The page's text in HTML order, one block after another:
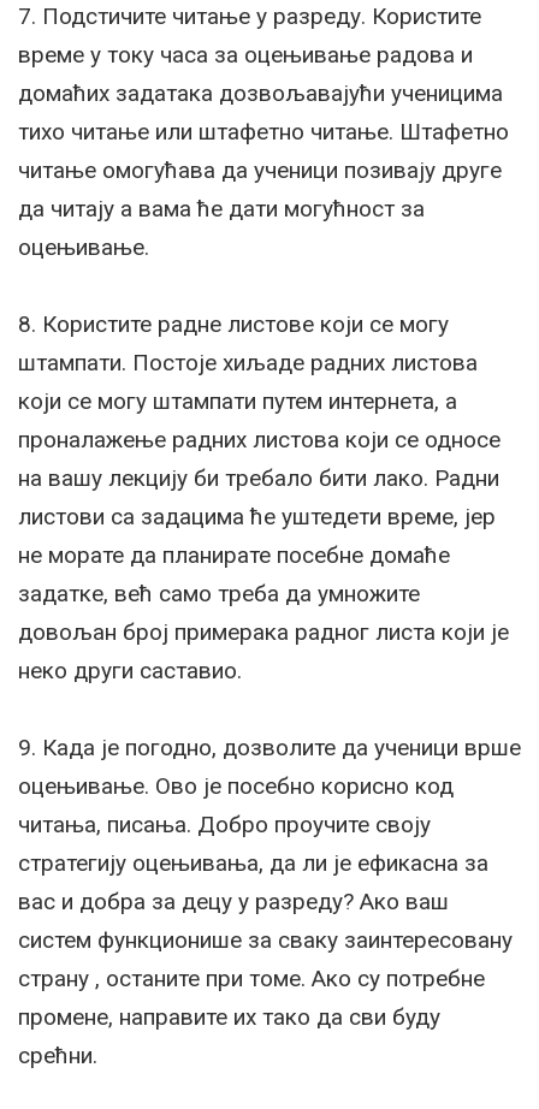
7. Подстичите читање у разреду. Користите
време у току часа за оцењивање радова и
домаћих задатака дозвољавајући ученицима
тихо читање или штафетно читање. Штафетно
читање омогућава да ученици позивају друге
да читају а вама ће дати могућност за
оцењивање.
8. Користите радне листове који се могу
штампати. Постоје хиљаде радних листова
који се могу штампати путем интернета, а
проналажење радних листова који се односе
на вашу лекцију би требало бити лако. Радни
листови са задацима ће уштедети време, јер
не морате да планирате посебне домаће
задатке, већ само треба да умножите
довољан број примерака радног листа који је
неко други саставио.
9. Када је погодно, дозволите да ученици врше
оцењивање. Ово је посебно корисно код
читања, писања. Добро проучите своју
стратегију оцењивања, да ли је ефикасна за
вас и добра за децу у разреду? Ако ваш
систем функционише за сваку заинтересовану
страну , останите при томе. Ако су потребне
промене, направите их тако да сви буду
срећни.